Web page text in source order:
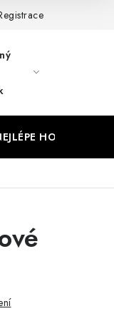
HODNOCENÉ